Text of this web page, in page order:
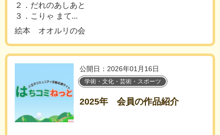
２．だれのあしあと
３．こりゃ まて...
絵本 オオルリの会
公開日：2026年01月16日
学術・文化・芸術・スポーツ
2025年 会員の作品紹介